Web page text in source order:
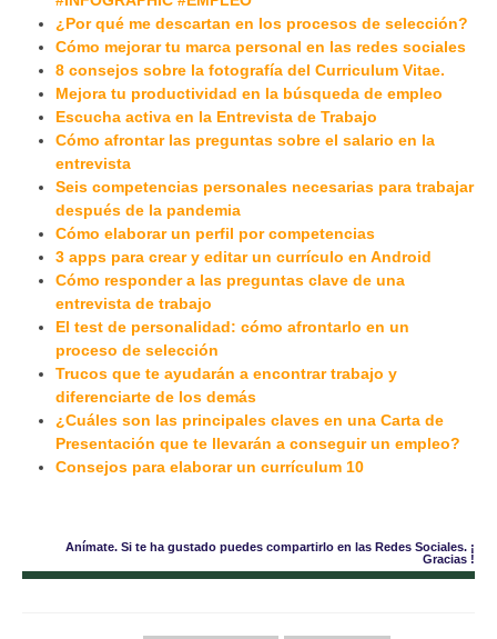
¿Por qué me descartan en los procesos de selección?
Cómo mejorar tu marca personal en las redes sociales
8 consejos sobre la fotografía del Curriculum Vitae.
Mejora tu productividad en la búsqueda de empleo
Escucha activa en la Entrevista de Trabajo
Cómo afrontar las preguntas sobre el salario en la
entrevista
Seis competencias personales necesarias para trabajar
después de la pandemia
Cómo elaborar un perfil por competencias
3 apps para crear y editar un currículo en Android
Cómo responder a las preguntas clave de una
entrevista de trabajo
El test de personalidad: cómo afrontarlo en un
proceso de selección
Trucos que te ayudarán a encontrar trabajo y
diferenciarte de los demás
¿Cuáles son las principales claves en una Carta de
Presentación que te llevarán a conseguir un empleo?
Consejos para elaborar un currículum 10
Anímate. Si te ha gustado puedes compartirlo en las Redes Sociales. ¡
Gracias !